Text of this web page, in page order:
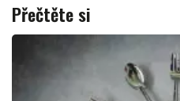
Přečtěte si